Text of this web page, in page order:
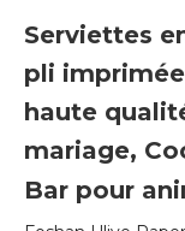
Serviettes
pli
haute
mariage,
Bar pour